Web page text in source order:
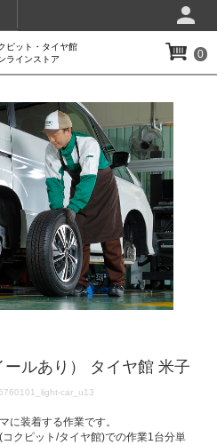
ピット・タイヤ館
ラインストア
0
ルあり） タイヤ館 米子
car_u13
に装着する作業です。
クピット/タイヤ館)での作業1台分単